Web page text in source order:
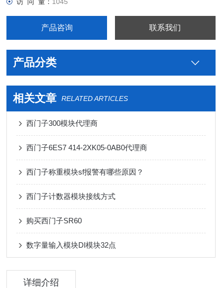
产品咨询 联系我们
产品分类
相关文章 RELATED ARTICLES
西门子300模块代理商
西门子6ES7 414-2XK05-0AB0代理商
西门子称重模块sf报警有哪些原因？
西门子计数器模块接线方式
购买西门子SR60
数字量输入模块DI模块32点
详细介绍